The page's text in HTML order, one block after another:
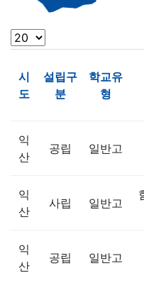
시
도
설립구
분
학교유
형
익
산
공립 일반고
익
산
사립 일반고
익
산
공립 일반고